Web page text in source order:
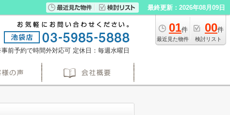
最終更新：2026年08月09日
01件
最近見た物件
00件
検討リスト
前予約で時間外対応可 定休日：毎週水曜日